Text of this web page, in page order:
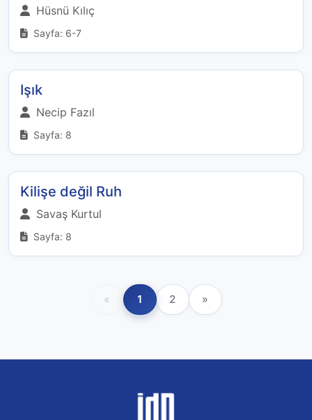
Hüsnü Kılıç
Sayfa: 6-7
Işık
Necip Fazıl
Sayfa: 8
Kilişe değil Ruh
Savaş Kurtul
Sayfa: 8
« 1 2 »